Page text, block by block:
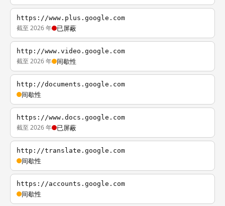
https://www.plus.google.com
截至 2026 年 已屏蔽
http://www.video.google.com
截至 2026 年 间歇性
http://documents.google.com
间歇性
https://www.docs.google.com
截至 2026 年 已屏蔽
http://translate.google.com
间歇性
https://accounts.google.com
间歇性